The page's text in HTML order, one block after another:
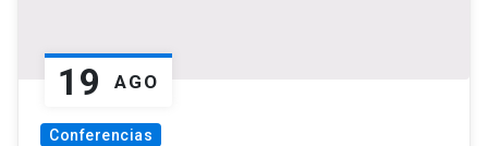
19 AGO
Conferencias